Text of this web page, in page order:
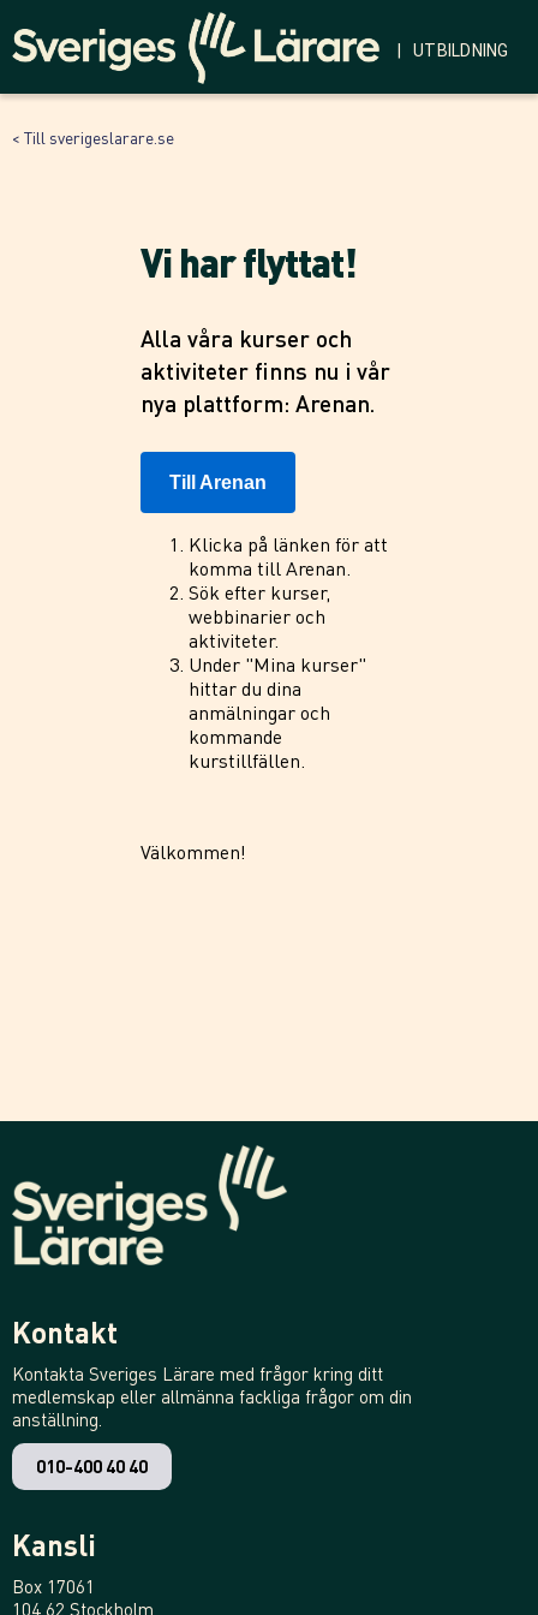
| UTBILDNING
< Till sverigeslarare.se
Vi har flyttat!
Alla våra kurser och
aktiviteter finns nu i vår
nya plattform: Arenan.
Till Arenan
Klicka på länken för att
komma till Arenan.
Sök efter kurser,
webbinarier och
aktiviteter.
Under "Mina kurser"
hittar du dina
anmälningar och
kommande
kurstillfällen.
Välkommen!
Kontakt
Kontakta Sveriges Lärare med frågor kring ditt
medlemskap eller allmänna fackliga frågor om din
anställning.
010-400 40 40
Kansli
Box 17061
104 62 Stockholm